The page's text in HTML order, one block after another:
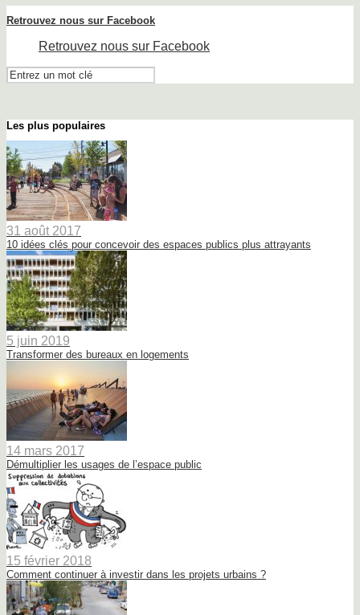
Retrouvez nous sur Facebook
Retrouvez nous sur Facebook
Les plus populaires
31 août 2017
10 idées clés pour concevoir des espaces publics plus attrayants
5 juin 2019
Transformer des bureaux en logements
14 mars 2017
Démultiplier les usages de l’espace public
15 février 2018
Comment continuer à investir dans les projets urbains ?